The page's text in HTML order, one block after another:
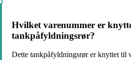
Hvilket varenummer er
tankpåfyldningsrør?
Dette tankpåfyldningsrør er knyttet til